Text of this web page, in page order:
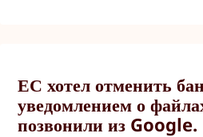
ЕС хотел отменить
уведомлением о
позвонили из Google.